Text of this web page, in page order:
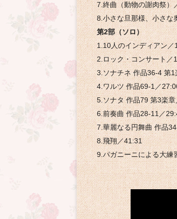
7.終曲（動物の謝肉祭）
8.小さな旦那様、小さ
第2部（ソロ）
1.10人のインディアン
2.ロック・コンサート
3.ソナチネ 作品36-4 第
4.ワルツ 作品69-1／
5.ソナタ 作品79 第3楽
6.前奏曲 作品28-11／
7.華麗なる円舞曲 作品
8.飛翔／41:31
9.パガニーニによる大練